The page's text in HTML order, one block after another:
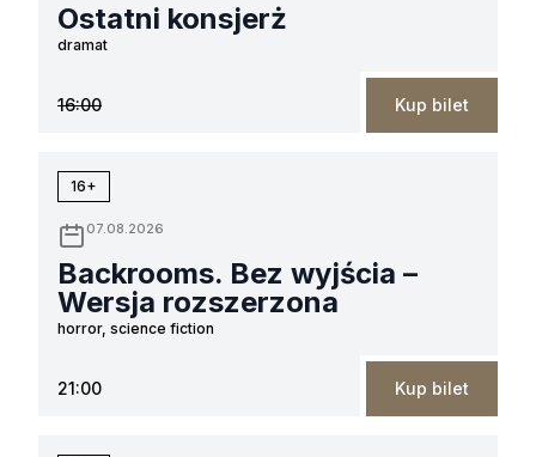
Ostatni konsjerż
dramat
16:00 Kup bilet
16+
07.08.2026
Backrooms. Bez wyjścia –
Wersja rozszerzona
horror, science fiction
21:00 Kup bilet